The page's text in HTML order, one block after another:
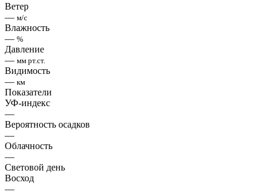
Ветер
— м/с
Влажность
— %
Давление
— мм рт.ст.
Видимость
— км
Показатели
УФ-индекс
—
Вероятность осадков
—
Облачность
—
Световой день
Восход
—